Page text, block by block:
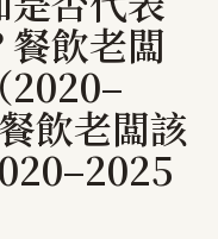
飲老闆
2020–
飲老闆該